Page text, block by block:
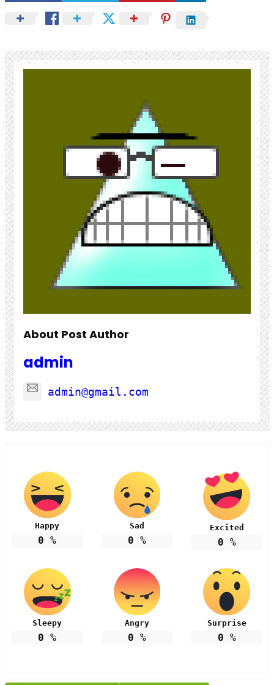
About Post Author
admin
admin@gmail.com
Happy
0 %
Sad
0 %
Excited
0 %
Sleepy
0 %
Angry
0 %
Surprise
0 %